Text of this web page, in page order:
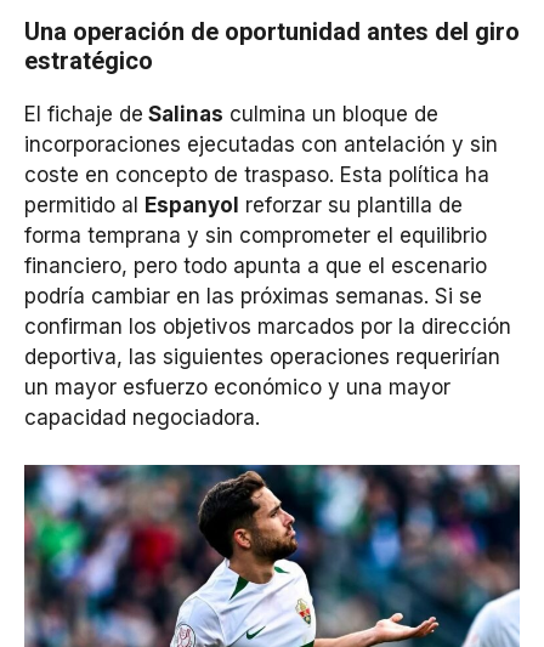
Una operación de oportunidad antes del giro
estratégico
El fichaje de Salinas culmina un bloque de
incorporaciones ejecutadas con antelación y sin
coste en concepto de traspaso. Esta política ha
permitido al
Espanyol reforzar su plantilla de
forma temprana y sin comprometer el equilibrio
financiero, pero todo apunta a que el escenario
podría cambiar en las próximas semanas. Si se
confirman los objetivos marcados por la dirección
deportiva, las siguientes operaciones requerirían
un mayor esfuerzo económico y una mayor
capacidad negociadora.